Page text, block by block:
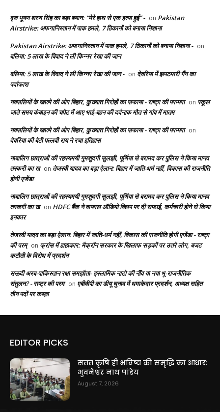
बृज भूषण शरण सिंह का बड़ा बयान: “मेरे हाथ से एक हत्या हुई” - on Pakistan
Airstrike: अफगानिस्तान में पाक हमले, 7 ठिकानों को बनाया निशाना
Pakistan Airstrike: अफगानिस्तान में पाक हमले, 7 ठिकानों को बनाया निशाना - on
बलिया: 5 लाख के विवाद ने ली किन्नर रेखा की जान
बलिया: 5 लाख के विवाद ने ली किन्नर रेखा की जान - on देवरिया में झपटमारी गैंग का
पर्दाफाश
नक्सलियों के खात्मे की ओर बिहार, कुख्यात गिरोहों का सफाया - राष्ट्र की परम्परा on स्कूल
जाते समय कंबाइन की चपेट में आए भाई-बहन की दर्दनाक मौत से गांव में मातम
नक्सलियों के खात्मे की ओर बिहार, कुख्यात गिरोहों का सफाया - राष्ट्र की परम्परा on
देवरिया की बेटी पल्लवी राय ने रचा इतिहास
नाबालिग छात्राओं की रहस्यमयी गुमशुदगी सुलझी, पूर्णिया से बरामद कर पुलिस ने किया मानव
तस्करी का ख on तेजस्वी यादव का बड़ा ऐलान: बिहार में जाति-धर्म नहीं, विकास की राजनीति
होगी एजेंडा
नाबालिग छात्राओं की रहस्यमयी गुमशुदगी सुलझी, पूर्णिया से बरामद कर पुलिस ने किया मानव
तस्करी का ख on HDFC बैंक ने वायरल ऑडियो क्लिप पर दी सफाई, कर्मचारी होने से किया
इनकार
तेजस्वी यादव का बड़ा ऐलान: बिहार में जाति-धर्म नहीं, विकास की राजनीति होगी एजेंडा - राष्ट्र
की परम् on फ्रांस में हाहाकार: मैक्रॉन सरकार के खिलाफ सड़कों पर उतरे लोग, बजट
कटौती के विरोध में प्रदर्शन
सऊदी अरब-पाकिस्तान रक्षा समझौता- इस्लामिक नाटो की नींव या नया भू-राजनीतिक
संतुलन? - राष्ट्र की परम on एबीवीपी का डीयू चुनाव में धमाकेदार प्रदर्शन, अध्यक्ष सहित
तीन पदों पर कब्ज़ा
EDITOR PICKS
सतत कृषि ही भविष्य की समृद्धि का आधार:
भुवनेश्वर नाथ पांडेय
August 7, 2026